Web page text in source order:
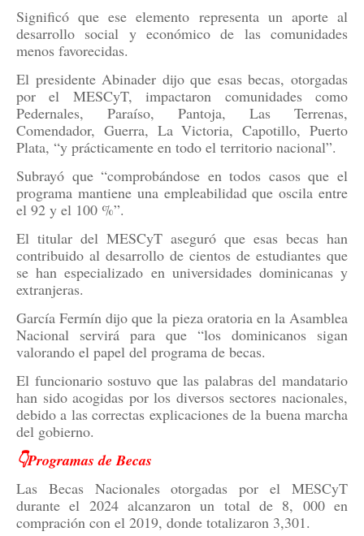
Significó que ese elemento representa un aporte al
desarrollo social y económico de las comunidades
menos favorecidas.
El presidente Abinader dijo que esas becas, otorgadas
por el MESCyT, impactaron comunidades como
Pedernales, Paraíso, Pantoja, Las Terrenas,
Comendador, Guerra, La Victoria, Capotillo, Puerto
Plata, “y prácticamente en todo el territorio nacional”.
Subrayó que “comprobándose en todos casos que el
programa mantiene una empleabilidad que oscila entre
el 92 y el 100 %”.
El titular del MESCyT aseguró que esas becas han
contribuido al desarrollo de cientos de estudiantes que
se han especializado en universidades dominicanas y
extranjeras.
García Fermín dijo que la pieza oratoria en la Asamblea
Nacional servirá para que “los dominicanos sigan
valorando el papel del programa de becas.
El funcionario sostuvo que las palabras del mandatario
han sido acogidas por los diversos sectores nacionales,
debido a las correctas explicaciones de la buena marcha
del gobierno.
👇Programas de Becas
Las Becas Nacionales otorgadas por el MESCyT
durante el 2024 alcanzaron un total de 8, 000 en
compración con el 2019, donde totalizaron 3,301.